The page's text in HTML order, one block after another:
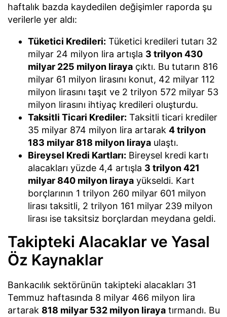
haftalık bazda kaydedilen değişimler raporda şu
verilerle yer aldı:
Tüketici Kredileri: Tüketici kredileri tutarı 32
milyar 24 milyon lira artışla 3 trilyon 430
milyar 225 milyon liraya çıktı. Bu tutarın 816
milyar 61 milyon lirasını konut, 42 milyar 112
milyon lirasını taşıt ve 2 trilyon 572 milyar 53
milyon lirasını ihtiyaç kredileri oluşturdu.
Taksitli Ticari Krediler: Taksitli ticari krediler
35 milyar 874 milyon lira artarak 4 trilyon
183 milyar 818 milyon liraya ulaştı.
Bireysel Kredi Kartları: Bireysel kredi kartı
alacakları yüzde 4,4 artışla 3 trilyon 421
milyar 840 milyon liraya yükseldi. Kart
borçlarının 1 trilyon 260 milyar 601 milyon
lirası taksitli, 2 trilyon 161 milyar 239 milyon
lirası ise taksitsiz borçlardan meydana geldi.
Takipteki Alacaklar ve Yasal
Öz Kaynaklar
Bankacılık sektörünün takipteki alacakları 31
Temmuz haftasında 8 milyar 466 milyon lira
artarak 818 milyar 532 milyon liraya tırmandı. Bu